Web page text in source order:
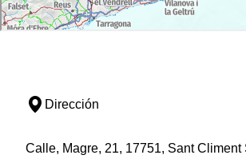
Dirección
Calle, Magre, 21, 17751, Sant Climent